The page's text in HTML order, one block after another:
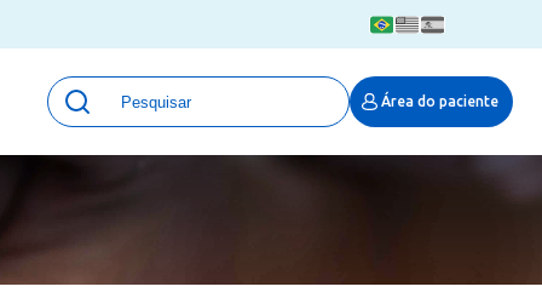
Área do paciente
Unidades
Qualidade e Segurança em saúde